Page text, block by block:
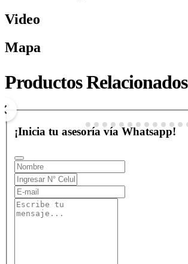
Video
Mapa
Productos Relacionados
$ 0COP
¡Inicia tu asesoría vía Whatsapp!